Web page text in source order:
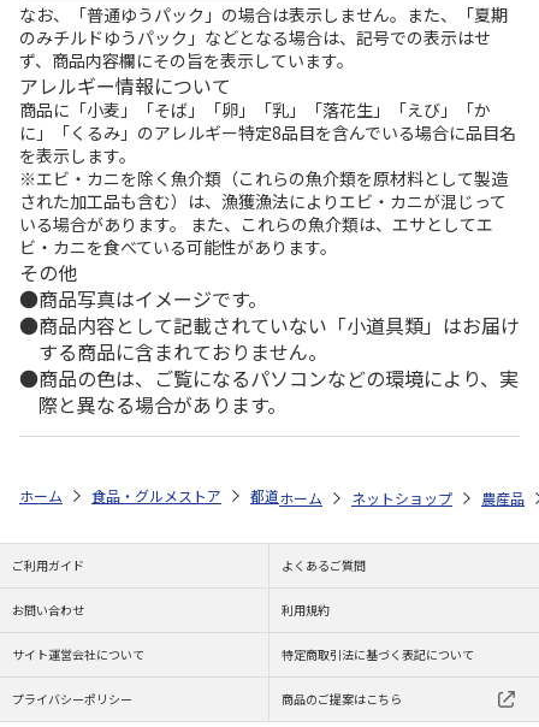
なお、「普通ゆうパック」の場合は表示しません。また、「夏期
のみチルドゆうパック」などとなる場合は、記号での表示はせ
ず、商品内容欄にその旨を表示しています。
アレルギー情報について
商品に「小麦」「そば」「卵」「乳」「落花生」「えび」「か
に」「くるみ」のアレルギー特定8品目を含んでいる場合に品目名
を表示します。
※エビ・カニを除く魚介類（これらの魚介類を原材料として製造
された加工品も含む）は、漁獲漁法によりエビ・カニが混じって
いる場合があります。 また、これらの魚介類は、エサとしてエ
ビ・カニを食べている可能性があります。
その他
商品写真はイメージです。
商品内容として記載されていない「小道具類」はお届け
する商品に含まれておりません。
商品の色は、ご覧になるパソコンなどの環境により、実
際と異なる場合があります。
ホーム 食品・グルメストア 都道府県から探す 福島県 福島県産
ホーム ネットショップ 農産品
ご利用ガイド よくあるご質問
お問い合わせ 利用規約
サイト運営会社について 特定商取引法に基づく表記について
プライバシーポリシー 商品のご提案はこちら